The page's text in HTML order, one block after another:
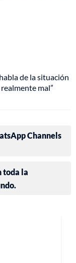
de la situación
mal”
Channels
toda la